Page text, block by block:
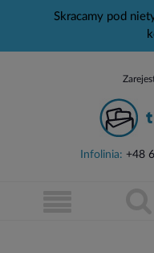
Skracamy pod
Infolinia: +48